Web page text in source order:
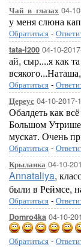
Чай_в_глазах 04-
у меня слюна
Обратиться -
tata-l200 04-10-
ай, сыр....я как
Обратиться -
Цереус 04-10-2017-
Обалдеть как
Большом
мускат. Очень
Обратиться -
Крыланка 04-10-
Annataliya,
были в Реймсе,
Обратиться -
Domro4ka 04-10-
Обратиться -